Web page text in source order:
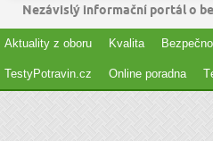
Nezávislý informační portál o
Aktuality z oboru Kvalita
TestyPotravin.cz Online poradna